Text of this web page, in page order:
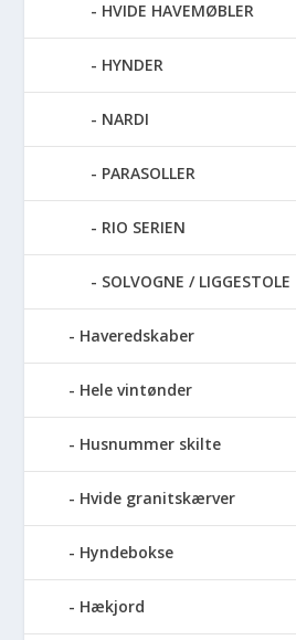
HVIDE HAVEMØBLER
HYNDER
NARDI
PARASOLLER
RIO SERIEN
SOLVOGNE / LIGGESTOLE
Haveredskaber
Hele vintønder
Husnummer skilte
Hvide granitskærver
Hyndebokse
Hækjord